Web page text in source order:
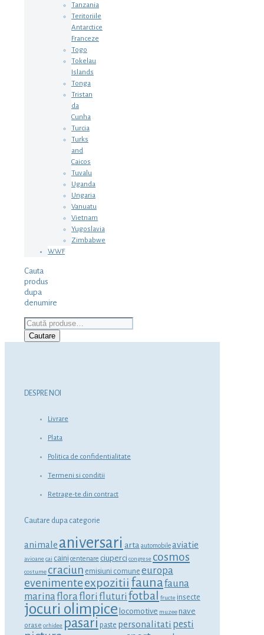
Tanzania
Teritoriile
Antarctice
Franceze
Togo
Tokelau
Islands
Tonga
Tristan
da
Cunha
Turcia
Turks
and
Caicos
Tuvalu
Uganda
Ungaria
Vanuatu
Vietnam
Yugoslavia
Zimbabwe
WWF
Cauta
produs
dupa
denumire
Caută
după:
Cautare
DESPRE NOI
Livrare
Plata
Politica de confidentialitate
Termeni si conditii
Retrage-te din contract
Cautare dupa categorie
animale aniversari arta automobile aviatie
avioane cai caini centenare ciuperci congrese cosmos
costume craciun emisiuni comune europa
evenimenteexpozitii faunafauna
marinafloraflori fluturi fotbal fructe insecte
jocuri olimpice locomotive muzeenave
orase orhidee pasari paste personalitati pesti